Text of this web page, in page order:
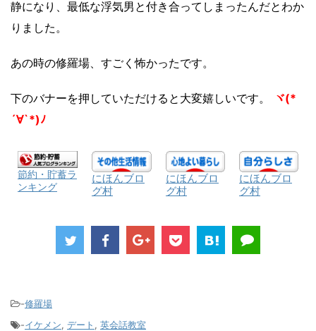
静になり、最低な浮気男と付き合ってしまったんだとわか
りました。
あの時の修羅場、すごく怖かったです。
下のバナーを押していただけると大変嬉しいです。
ヾ(*
´∀`*)ﾉ
節約・貯蓄ラ
ンキング
にほんブロ
グ村
にほんブロ
グ村
にほんブロ
グ村
-修羅場
-イケメン, デート , 英会話教室